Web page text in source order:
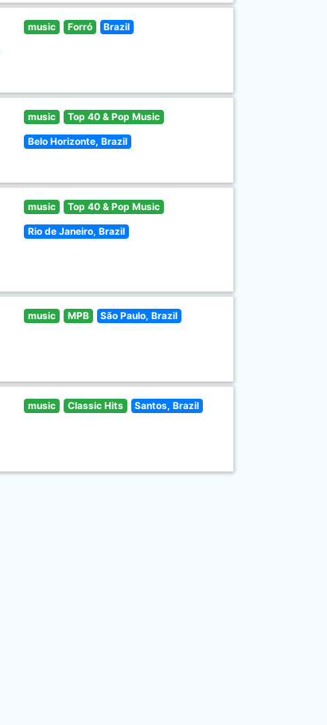
music Forró Brazil
music Top 40 & Pop Music
Belo Horizonte, Brazil
music Top 40 & Pop Music
Rio de Janeiro, Brazil
music MPB São Paulo, Brazil
music Classic Hits Santos, Brazil